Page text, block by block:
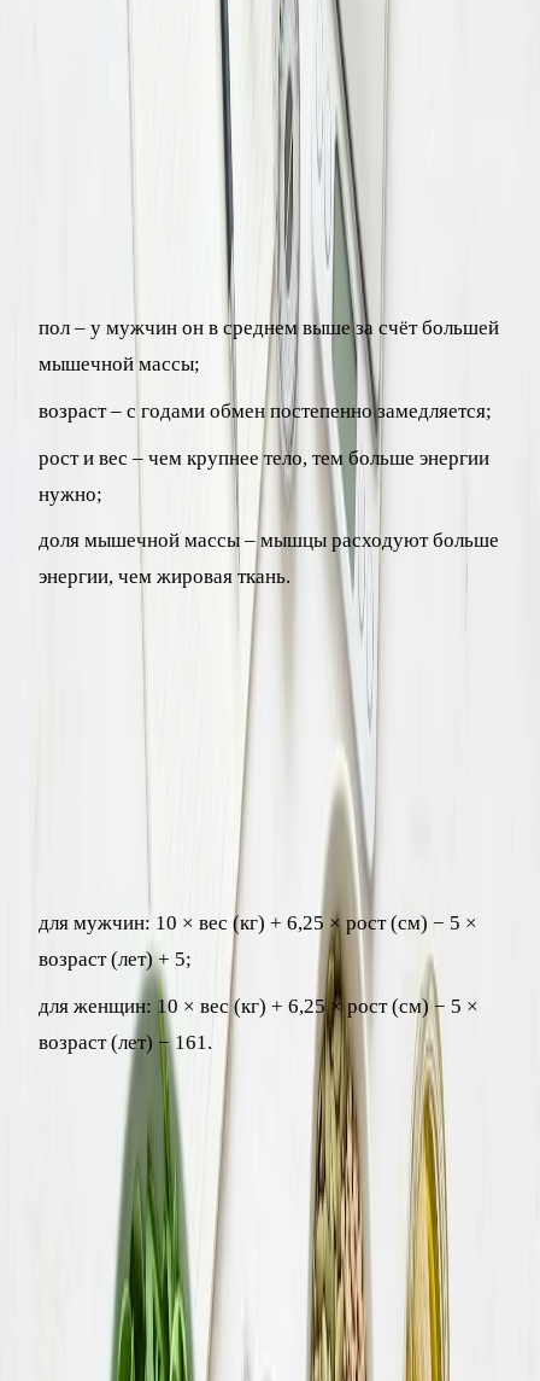
Базовый обмен (BMR, basal metabolic rate) – это
количество энергии, необходимое для поддержания жизни
в состоянии полного покоя. На него приходится большая
часть суточных трат, обычно от 60 до 70%. Именно
поэтому расчёт нормы калорий всегда начинается с
На величину базового обмена влияют:
пол – у мужчин он в среднем выше за счёт большей
мышечной массы;
возраст – с годами обмен постепенно замедляется;
рост и вес – чем крупнее тело, тем больше энергии
нужно;
доля мышечной массы – мышцы расходуют больше
энергии, чем жировая ткань.
О том, как меняется обмен веществ с возрастом и от чего
он зависит, подробнее читайте в отдельном материале.
Формула расчёта базового обмена
Самая распространённая и точная для большинства людей
– формула Миффлина – Сан Жеора. Она выглядит так:
для мужчин: 10 × вес (кг) + 6,25 × рост (см) − 5 ×
возраст (лет) + 5;
для женщин: 10 × вес (кг) + 6,25 × рост (см) − 5 ×
возраст (лет) − 161.
Например, для женщины 35 лет ростом 165 см и весом 70
кг базовый обмен составит примерно 1438 ккал в сутки.
Это та энергия, которую тело потратит, даже если человек
проведёт весь день в постели.
Как учесть физическую активность
Базовый обмен – это только основа. Чтобы получить